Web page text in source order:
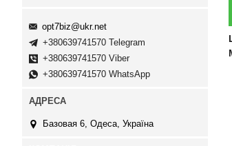
opt7biz@ukr.net
+380639741570 Telegram
+380639741570 Viber
+380639741570 WhatsApp
Базовая 6, Одеса, Україна